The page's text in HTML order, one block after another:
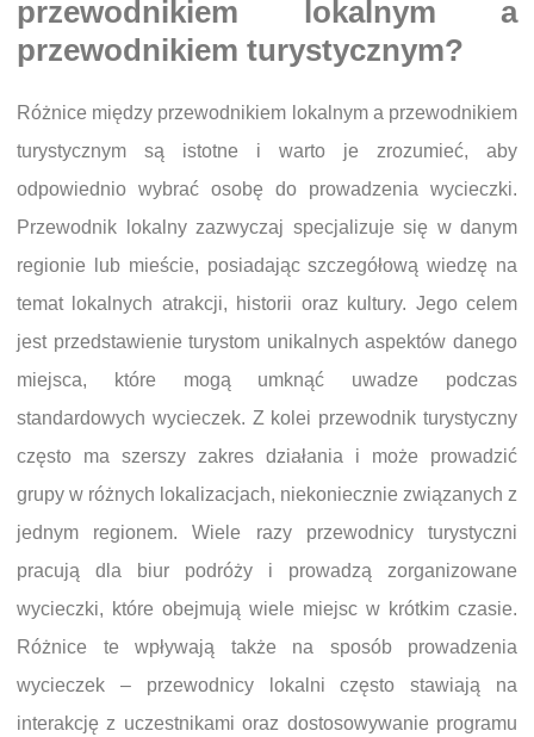
przewodnikiem lokalnym a
przewodnikiem turystycznym?
Różnice między przewodnikiem lokalnym a przewodnikiem
turystycznym są istotne i warto je zrozumieć, aby
odpowiednio wybrać osobę do prowadzenia wycieczki.
Przewodnik lokalny zazwyczaj specjalizuje się w danym
regionie lub mieście, posiadając szczegółową wiedzę na
temat lokalnych atrakcji, historii oraz kultury. Jego celem
jest przedstawienie turystom unikalnych aspektów danego
miejsca, które mogą umknąć uwadze podczas
standardowych wycieczek. Z kolei przewodnik turystyczny
często ma szerszy zakres działania i może prowadzić
grupy w różnych lokalizacjach, niekoniecznie związanych z
jednym regionem. Wiele razy przewodnicy turystyczni
pracują dla biur podróży i prowadzą zorganizowane
wycieczki, które obejmują wiele miejsc w krótkim czasie.
Różnice te wpływają także na sposób prowadzenia
wycieczek – przewodnicy lokalni często stawiają na
interakcję z uczestnikami oraz dostosowywanie programu